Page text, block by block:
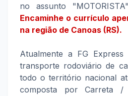
no assunto
Encaminhe o currículo
na região de Canoas (RS).
Atualmente a FG Express
transporte rodoviário de
todo o território nacional
composta por Carreta /